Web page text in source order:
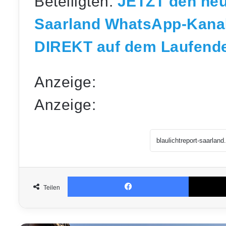
Saarland WhatsApp-
DIREKT auf dem
Anzeige:
Anzeige:
Teilen
Facebook